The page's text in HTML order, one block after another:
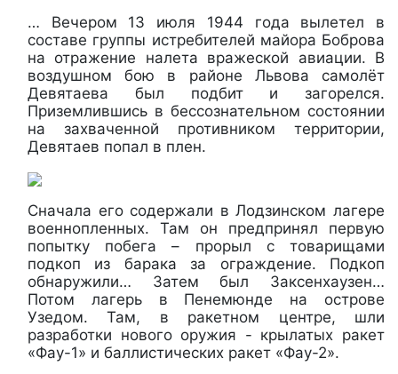
… Вечером 13 июля 1944 года вылетел в
составе группы истребителей майора Боброва
на отражение налета вражеской авиации. В
воздушном бою в районе Львова самолёт
Девятаева был подбит и загорелся.
Приземлившись в бессознательном состоянии
на захваченной противником территории,
Девятаев попал в плен.
Сначала его содержали в Лодзинском лагере
военнопленных. Там он предпринял первую
попытку побега – прорыл с товарищами
подкоп из барака за ограждение. Подкоп
обнаружили… Затем был Заксенхаузен…
Потом лагерь в Пенемюнде на острове
Узедом. Там, в ракетном центре, шли
разработки нового оружия - крылатых ракет
«Фау-1» и баллистических ракет «Фау-2».